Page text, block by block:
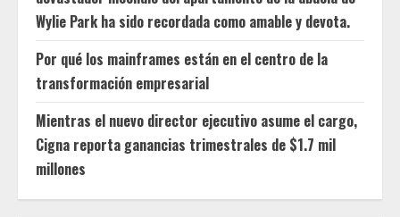
Wylie Park ha sido recordada como amable y devota.
Por qué los mainframes están en el centro de la
transformación empresarial
Mientras el nuevo director ejecutivo asume el cargo,
Cigna reporta ganancias trimestrales de $1.7 mil
millones